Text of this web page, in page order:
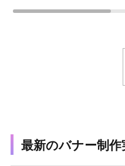
最新のバナー制作